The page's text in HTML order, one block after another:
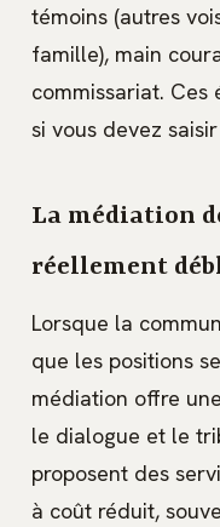
témoins (autres
famille), main
commissariat.
si vous devez
La médiation
réellement
Lorsque la
que les positions
médiation offre
le dialogue et le
proposent des
à coût réduit,